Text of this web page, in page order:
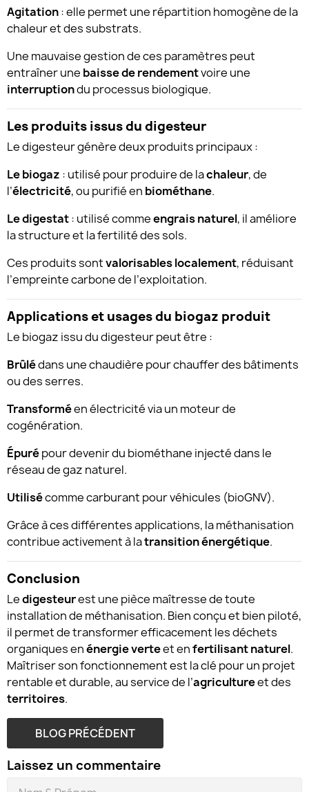
Agitation: elle permet une répartition homogène de la
chaleur et des substrats.
Une mauvaise gestion de ces paramètres peut
entraîner une baisse de rendementvoire une
interruptiondu processus biologique.
Les produits issus du digesteur
Le digesteur génère deux produits principaux :
Le biogaz : utilisé pour produire de lachaleur, de
l’électricité, ou purifié en biométhane.
Le digestat: utilisé commeengrais naturel, il améliore
la structure et la fertilité des sols.
Ces produits sontvalorisables localement, réduisant
l’empreinte carbone de l’exploitation.
Applications et usages du biogaz produit
Le biogaz issu du digesteur peut être :
Brûlédans une chaudière pour chauffer des bâtiments
ou des serres.
Transforméen électricité via un moteur de
cogénération.
Épurépour devenir du biométhane injecté dans le
réseau de gaz naturel.
Utilisécomme carburant pour véhicules (bioGNV).
Grâce à ces différentes applications, la méthanisation
contribue activement à latransition énergétique.
Conclusion
Ledigesteurest une pièce maîtresse de toute
installation de méthanisation. Bien conçu et bien piloté,
il permet de transformer efficacement les déchets
organiques enénergie verteet enfertilisant naturel.
Maîtriser son fonctionnement est la clé pour un projet
rentable et durable, au service de l’agricultureet des
territoires.
BLOG PRÉCÉDENT
Laissez un commentaire